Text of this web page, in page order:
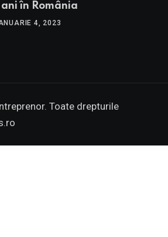
în România
4, 2023
Toate drepturile